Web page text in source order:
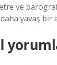
ve
yavaş bir